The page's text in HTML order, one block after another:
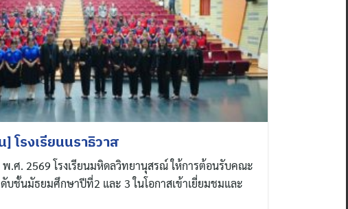
โรงเรียนนราธิวาส
.ศ. 2569 โรงเรียนมหิดลวิทยานุสรณ์ ให้การต้อนรับคณะ
บชั้นมัธยมศึกษาปีที่2 และ 3 ในโอกาสเข้าเยี่ยมชมและ